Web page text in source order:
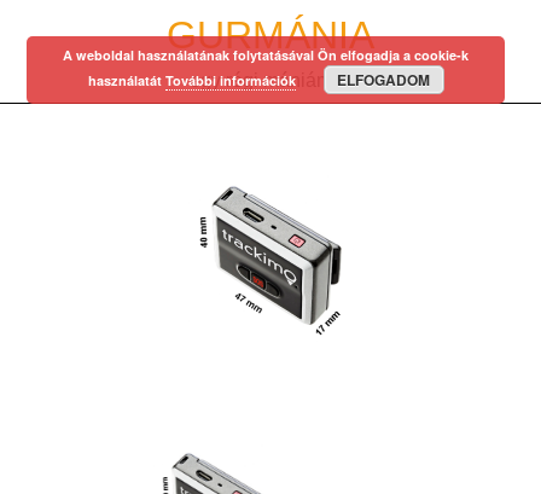
GURMÁNIA
egy régi mániám…
A weboldal használatának folytatásával Ön elfogadja a cookie-k
használatát További információk ELFOGADOM